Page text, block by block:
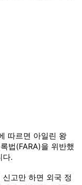
따르면 아일린 왕
법(FARA)을 위반했
다.
고만 하면 외국 정